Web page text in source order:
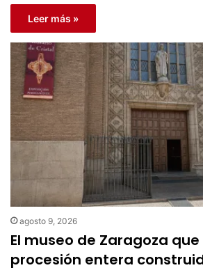
Leer más »
agosto 9, 2026
El museo de Zaragoza
procesión entera